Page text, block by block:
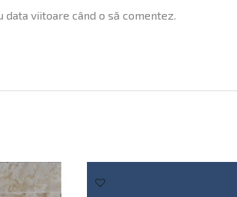
viitoare când o să comentez.